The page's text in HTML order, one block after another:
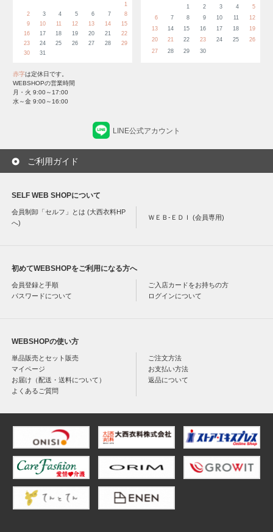
1
2
3 4 5 6 7
8
9
10 11 12 13 14
15
16
17 18 19 20 21
22
23
24 25 26 27 28
29
30
31
1
2 3 4
5
6
7 8 9 10 11
12
13
14 15 16 17 18
19
20
21 22 23 24 25
26
27
28 29 30
赤字は定休日です。
WEBSHOPの営業時間
月・火 9:00～17:00
水～金 9:00～16:00
LINE公式アカウント
ご利用ガイド
SELF WEB SHOPについて
会員制卸「セルフ」とは (大西衣料HP
へ)
ＷＥＢ-ＥＤＩ (会員専用)
初めてWEBSHOPをご利用になる方へ
会員登録と手順
ご入店カードをお持ちの方
パスワードについて
ログインについて
WEBSHOPの使い方
単品販売とセット販売
ご注文方法
マイページ
お支払い方法
お届け（配送・送料について）
返品について
よくあるご質問